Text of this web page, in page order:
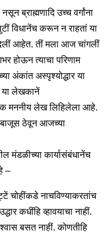
ब्राह्मणादि उच्च वर्गांना
विधानेंच करून न राहतां या
आहेत. तीं मला आज चांगलीं
होऊन त्याचा परिणाम
अंकांत अस्पृश्योद्धार या
या लेखकानें
मननीय लेख लिहिलेला आहे.
बाजूस ठेवून आजच्या
मंडळीच्या कार्यासंबंधानेंच
–
चोहींकडे नाचविण्याकरतांच
कधींहि व्हावयाचा नाहीं.
बसत नाहीं. कोणतीहि